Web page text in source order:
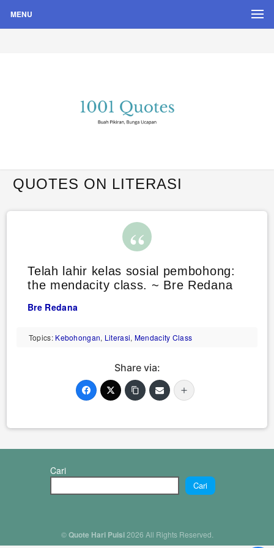
MENU
Quote Hari Puisi
QUOTES ON LITERASI
Telah lahir kelas sosial pembohong:
the mendacity class. ~ Bre Redana
Bre Redana
Topics: Kebohongan, Literasi, Mendacity Class
Share via:
Cari
Cari
©Quote Hari Puisi2026 All Rights Reserved.